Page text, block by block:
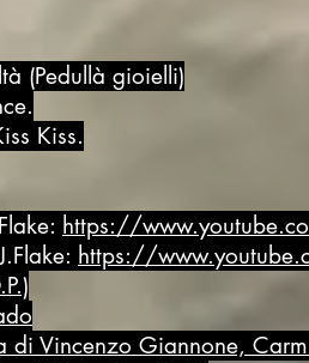
(Pedullà gioielli)
Kiss.
https://
https://
Vincenzo Giannone,